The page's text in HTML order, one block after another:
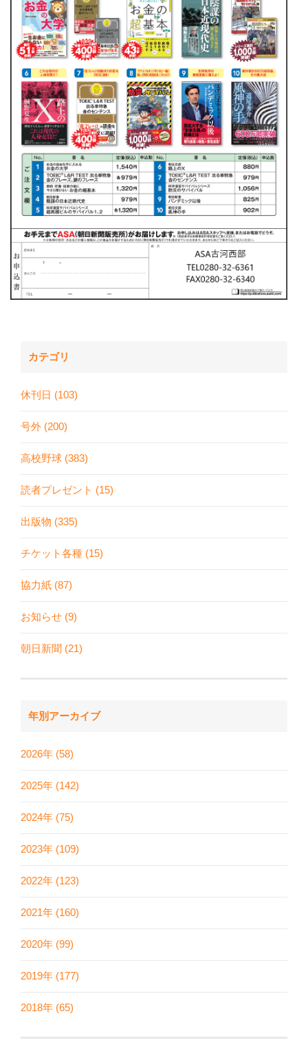
カテゴリ
休刊日 (103)
号外 (200)
高校野球 (383)
読者プレゼント (15)
出版物 (335)
チケット各種 (15)
協力紙 (87)
お知らせ (9)
朝日新聞 (21)
年別アーカイブ
2026年 (58)
2025年 (142)
2024年 (75)
2023年 (109)
2022年 (123)
2021年 (160)
2020年 (99)
2019年 (177)
2018年 (65)